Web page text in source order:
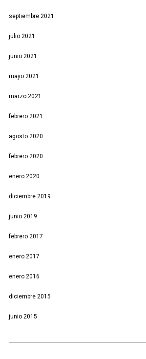
septiembre 2021
julio 2021
junio 2021
mayo 2021
marzo 2021
febrero 2021
agosto 2020
febrero 2020
enero 2020
diciembre 2019
junio 2019
febrero 2017
enero 2017
enero 2016
diciembre 2015
junio 2015